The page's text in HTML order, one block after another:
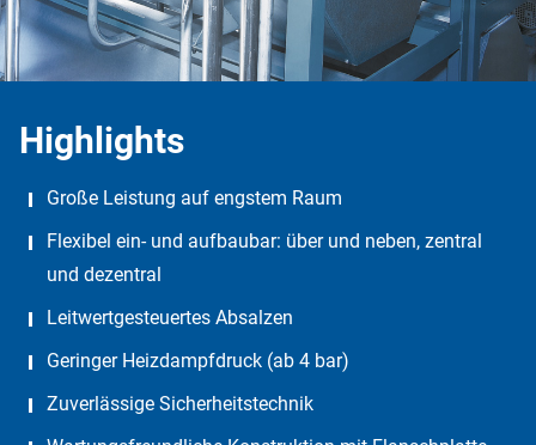
Highlights
Große Leistung auf engstem Raum
Flexibel ein- und aufbaubar: über und neben, zentral
und dezentral
Leitwertgesteuertes Absalzen
Geringer Heizdampfdruck (ab 4 bar)
Zuverlässige Sicherheitstechnik